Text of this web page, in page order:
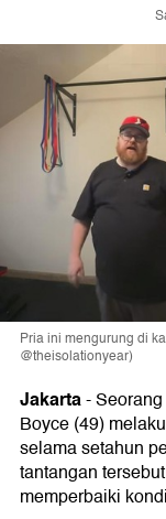
Pria ini mengurung di
@theisolationyear)
Jakarta-
Boyce (49)
selama setahun
tantangan
memperbaiki